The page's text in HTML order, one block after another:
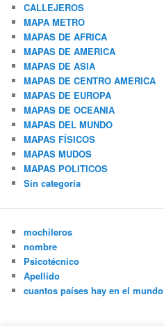
CALLEJEROS
MAPA METRO
MAPAS DE AFRICA
MAPAS DE AMERICA
MAPAS DE ASIA
MAPAS DE CENTRO AMERICA
MAPAS DE EUROPA
MAPAS DE OCEANIA
MAPAS DEL MUNDO
MAPAS FÍSICOS
MAPAS MUDOS
MAPAS POLITICOS
Sin categoría
mochileros
nombre
Psicotécnico
Apellido
cuantos países hay en el mundo